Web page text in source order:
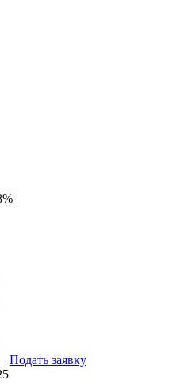
Подать заявку